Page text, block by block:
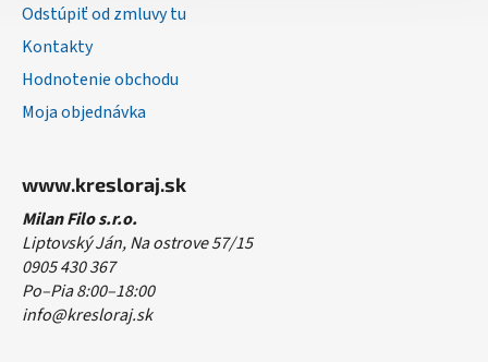
Odstúpiť od zmluvy tu
Kontakty
Hodnotenie obchodu
Moja objednávka
www.kresloraj.sk
Milan Filo s.r.o.
Liptovský Ján, Na ostrove 57/15
0905 430 367
Po–Pia 8:00–18:00
info@kresloraj.sk